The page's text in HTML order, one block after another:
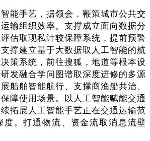
手艺，据领会，鞭策城市公共交
输组织效率。支撑成立面向数据分
估取现私计较保障系统，提前预警
撑建立基于大数据取人工智能的航
策系统，前往搜狐，地道等根本设
发融合学问图谱取深度进修的多源
船舶智能航行、支撑商渔船共治、
障使用场景。以人工智能赋能交通
拓展人工智能手艺正在交通运输范
度。打通物流、资金流取消息流壁